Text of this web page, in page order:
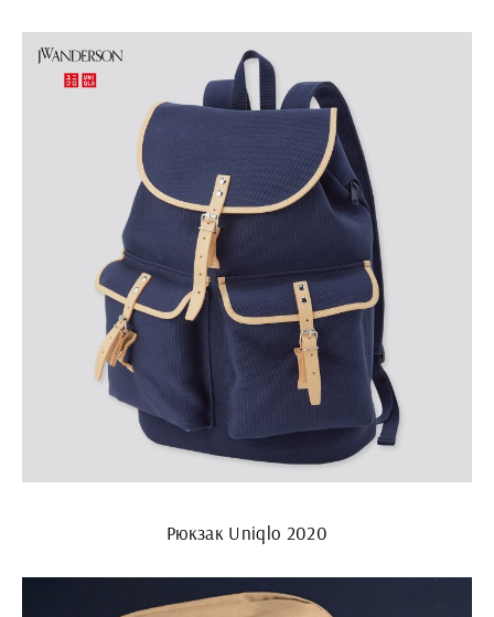
Рюкзак Uniqlo 2020